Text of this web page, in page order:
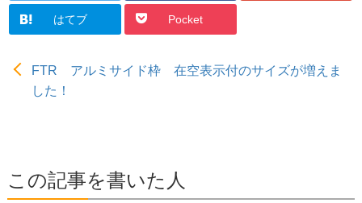
はてブ Pocket
FTR アルミサイド枠 在空表示付のサイズが増えま
した！
この記事を書いた人